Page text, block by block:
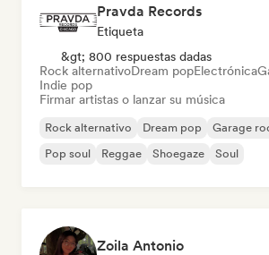
Pravda Records
Etiqueta
&gt; 800 respuestas dadas
Rock alternativoDream popElectrónica
Indie pop
Firmar artistas o lanzar su música
Rock alternativo Dream pop Garage
Pop soul
Reggae Shoegaze Soul
Zoila Antonio